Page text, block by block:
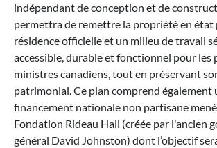
indépendant de conception et de
permettra de remettre la propriété en état
résidence officielle et un milieu de travail
accessible, durable et fonctionnel pour les
ministres canadiens, tout en préservant
patrimonial. Ce plan comprend également
financement nationale non partisane
Fondation Rideau Hall (créée par l'ancien
général David Johnston) dont l’objectif